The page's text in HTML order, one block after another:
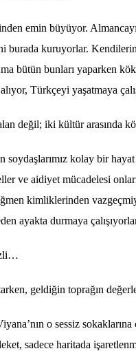
emin büyüyor.
burada kuruyorlar.
bütün bunları yaparken
Türkçeyi yaşatmaya
değil; iki kültür arasında
kolay bir
ve aidiyet mücadelesi
kimliklerinden
ayakta durmaya
geldiğin toprağın
o sessiz
sadece haritada